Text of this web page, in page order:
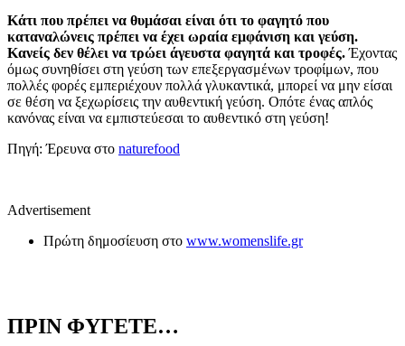
Κάτι που πρέπει να θυμάσαι είναι ότι το φαγητό που
καταναλώνεις πρέπει να έχει ωραία εμφάνιση και γεύση.
Κανείς δεν θέλει να τρώει άγευστα φαγητά και τροφές.Έχοντας
όμως συνηθίσει στη γεύση των επεξεργασμένων τροφίμων, που
πολλές φορές εμπεριέχουν πολλά γλυκαντικά, μπορεί να μην είσαι
σε θέση να ξεχωρίσεις την αυθεντική γεύση. Οπότε ένας απλός
κανόνας είναι να εμπιστεύεσαι το αυθεντικό στη γεύση!
Πηγή: Έρευνα στο naturefood
Advertisement
Πρώτη δημοσίευση στο www.womenslife.gr
ΠΡΙΝ ΦΥΓΕΤΕ…